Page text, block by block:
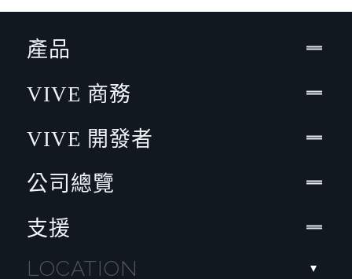
產品
VIVE 商務
VIVE 開發者
公司總覽
支援
LOCATION